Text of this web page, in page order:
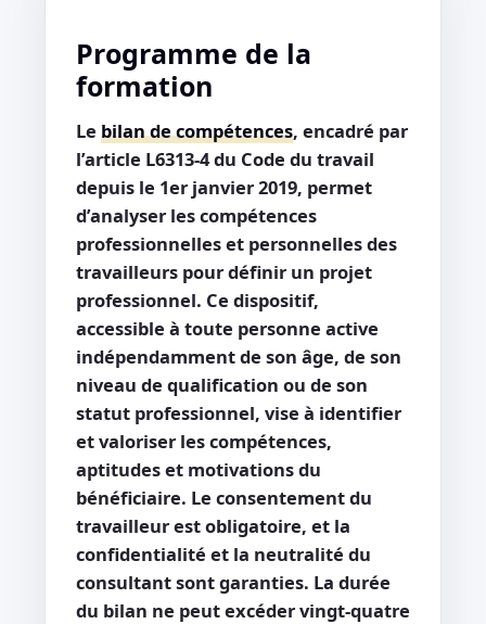
Programme de la
formation
Le bilan de compétences, encadré par
l’article L6313-4 du Code du travail
depuis le 1er janvier 2019, permet
d’analyser les compétences
professionnelles et personnelles des
travailleurs pour définir un projet
professionnel. Ce dispositif,
accessible à toute personne active
indépendamment de son âge, de son
niveau de qualification ou de son
statut professionnel, vise à identifier
et valoriser les compétences,
aptitudes et motivations du
bénéficiaire. Le consentement du
travailleur est obligatoire, et la
confidentialité et la neutralité du
consultant sont garanties. La durée
du bilan ne peut excéder vingt-quatre